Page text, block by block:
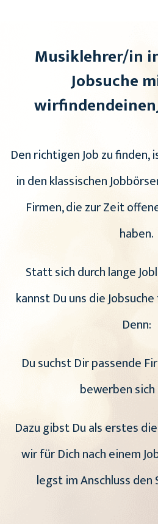
Musiklehrer/in
Jobsuche
Den richtigen Job zu finden,
in den klassischen
Firmen, die zur Zeit
haben.
Statt sich durch lange
kannst Du uns die
Denn:
Du suchst Dir passende
bewerben
Dazu gibst Du als erstes
wir für Dich nach einem
legst im Anschluss